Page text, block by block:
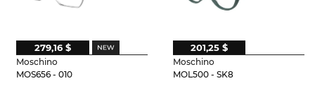
Moschino
MOS656 - 010
279,16 $
Moschino
MOL500 - SK8
201,25 $